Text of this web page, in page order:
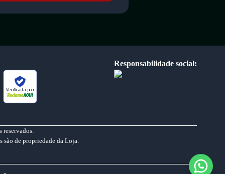
Verificada por
Responsabilidade social:
de propriedade da Loja.